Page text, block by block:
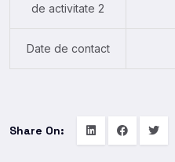
de activitate 2
Date de contact
Share On: